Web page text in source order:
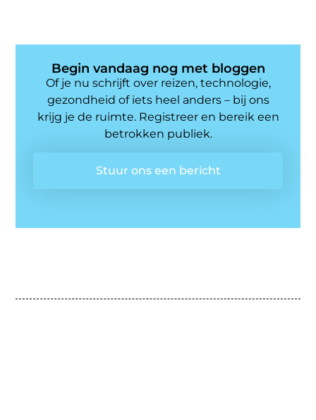
Begin vandaag nog met bloggen
Of je nu schrijft over reizen, technologie,
gezondheid of iets heel anders – bij ons
krijg je de ruimte. Registreer en bereik een
betrokken publiek.
Stuur ons een bericht